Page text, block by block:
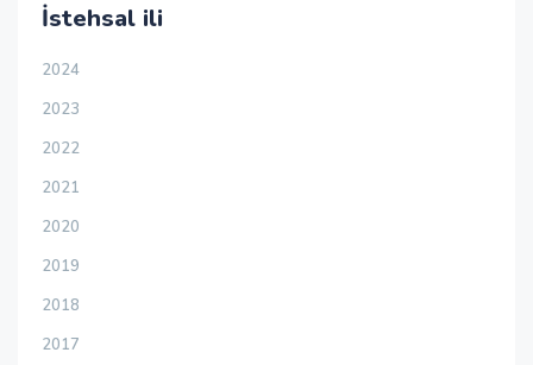
İstehsal ili
2024
2023
2022
2021
2020
2019
2018
2017